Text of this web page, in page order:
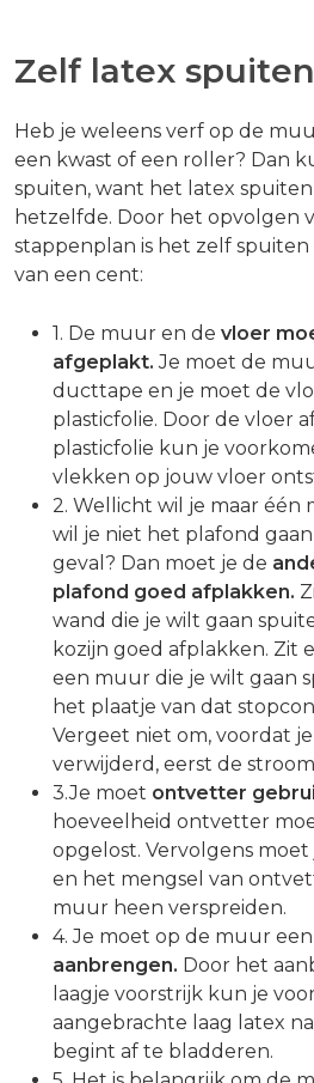
Zelf latex spuiten
Heb je weleens verf op de
een kwast of een roller? Dan
spuiten, want het latex
hetzelfde. Door het opvolgen
stappenplan is het zelf
van een cent:
1. De muur en de vloer
afgeplakt. Je moet de
ducttape en je moet de
plasticfolie. Door de vloer
plasticfolie kun je
vlekken op jouw vloer
2. Wellicht wil je maar één
wil je niet het plafond
geval? Dan moet je de
plafond goed afplakken.
wand die je wilt gaan
kozijn goed afplakken. Zit
een muur die je wilt gaan
het plaatje van dat
Vergeet niet om, voordat
verwijderd, eerst de
3.Je moet ontvetter
hoeveelheid ontvetter
opgelost. Vervolgens
en het mengsel van
muur heen verspreiden.
4. Je moet op de muur
aanbrengen. Door het
laagje voorstrijk kun je
aangebrachte laag latex
begint af te bladderen.